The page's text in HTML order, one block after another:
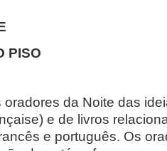
PISO
da Noite das
e de livros
e português. Os